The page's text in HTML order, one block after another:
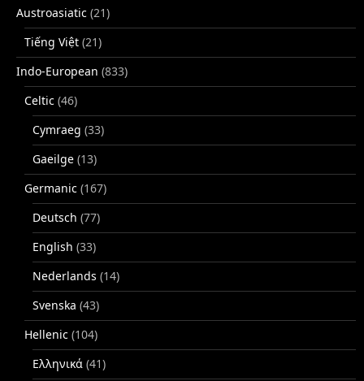
Austroasiatic (21)
Tiếng Việt (21)
Indo-European (833)
Celtic (46)
Cymraeg (33)
Gaeilge (13)
Germanic (167)
Deutsch (77)
English (33)
Nederlands (14)
Svenska (43)
Hellenic (104)
Ελληνικά (41)